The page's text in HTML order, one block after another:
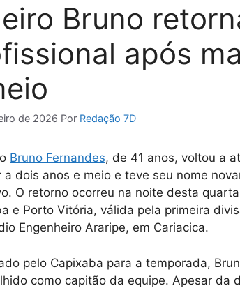
Bruno
após
de 2026 Por Redação 7D
Bruno Fernandes, de 41 anos, voltou a
a dois anos e meio e teve seu nome
O retorno ocorreu na noite desta
e Porto Vitória, válida pela primeira
Engenheiro Araripe, em Cariacica.
pelo Capixaba para a temporada,
como capitão da equipe. Apesar da